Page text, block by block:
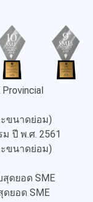
ขนาดย่อม)
ปี พ.ศ. 2561
ขนาดย่อม)
สุดยอด SME
ดยอด SME